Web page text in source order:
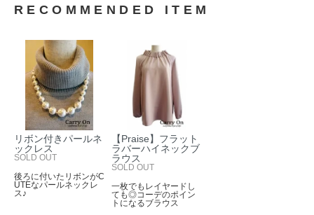
RECOMMENDED ITEM
リボン付きパールネ
ックレス
SOLD OUT
後ろに付いたリボンがC
UTEなパールネックレ
ス♪
【Praise】フラット
ラバーハイネックブ
ラウス
SOLD OUT
一枚でもレイヤードし
ても◎コーデのポイン
トになるブラウス